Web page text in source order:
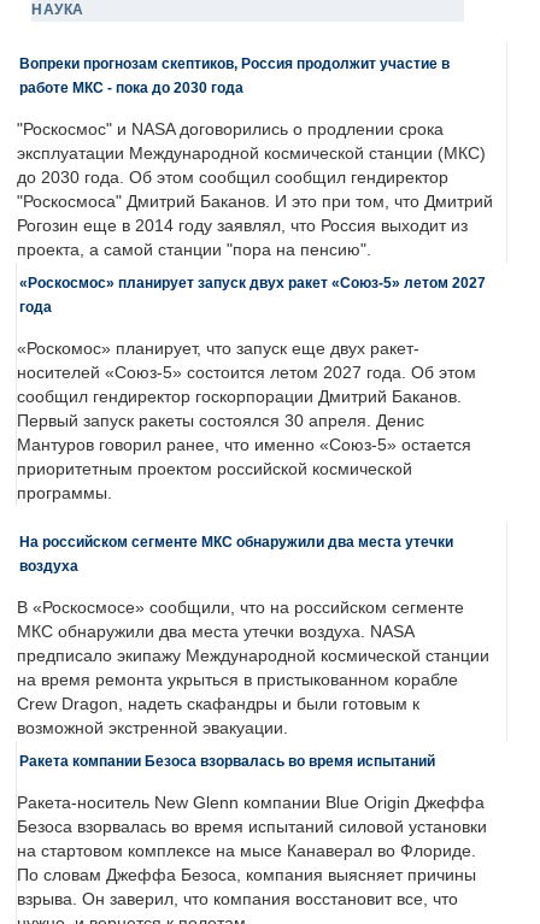
НАУКА
Вопреки прогнозам скептиков, Россия продолжит участие в
работе МКС - пока до 2030 года
"Роскосмос" и NASA договорились о продлении срока
эксплуатации Международной космической станции (МКС)
до 2030 года. Об этом сообщил сообщил гендиректор
"Роскосмоса" Дмитрий Баканов. И это при том, что Дмитрий
Рогозин еще в 2014 году заявлял, что Россия выходит из
проекта, а самой станции "пора на пенсию".
«Роскосмос» планирует запуск двух ракет «Союз-5» летом 2027
года
«Роскомос» планирует, что запуск еще двух ракет-
носителей «Союз-5» состоится летом 2027 года. Об этом
сообщил гендиректор госкорпорации Дмитрий Баканов.
Первый запуск ракеты состоялся 30 апреля. Денис
Мантуров говорил ранее, что именно «Союз-5» остается
приоритетным проектом российской космической
программы.
На российском сегменте МКС обнаружили два места утечки
воздуха
В «Роскосмосе» сообщили, что на российском сегменте
МКС обнаружили два места утечки воздуха. NASA
предписало экипажу Международной космической станции
на время ремонта укрыться в пристыкованном корабле
Crew Dragon, надеть скафандры и были готовым к
возможной экстренной эвакуации.
Ракета компании Безоса взорвалась во время испытаний
Ракета-носитель New Glenn компании Blue Origin Джеффа
Безоса взорвалась во время испытаний силовой установки
на стартовом комплексе на мысе Канаверал во Флориде.
По словам Джеффа Безоса, компания выясняет причины
взрыва. Он заверил, что компания восстановит все, что